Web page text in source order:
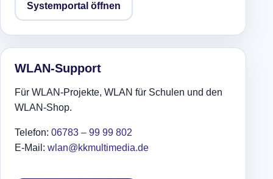
Systemportal öffnen
WLAN-Support
Für WLAN-Projekte, WLAN für Schulen und den
WLAN-Shop.
Telefon:06783 – 99 99 802
E-Mail:wlan@kkmultimedia.de